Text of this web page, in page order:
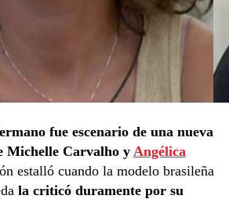
fue escenario de una nueva
Michelle Carvalho y Angélica
estalló cuando la modelo brasileña
la criticó duramente por su